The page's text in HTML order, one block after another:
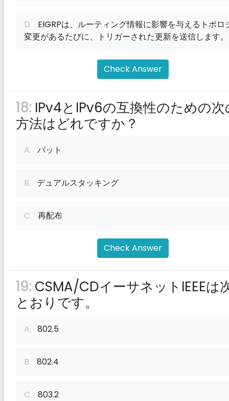
D. EIGRPは、ルーティング情報に影響を与えるトポロ
変更があるたびに、トリガーされた更新を送信します。
Check Answer
18: IPv4とIPv6の互換性のための次
方法はどれですか？
A. パット
B. デュアルスタッキング
C. 再配布
Check Answer
19: CSMA/CDイーサネットIEEEは
とおりです。
A. 802.5
B. 802.4
C. 803.2